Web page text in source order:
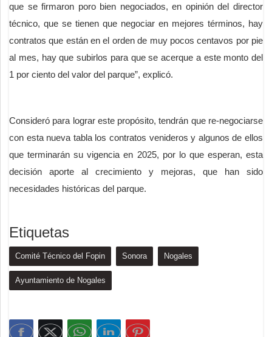
que se firmaron poro bien negociados, en opinión del director
técnico, que se tienen que negociar en mejores términos, hay
contratos que están en el orden de muy pocos centavos por pie
al mes, hay que subirlos para que se acerque a este monto del
1 por ciento del valor del parque”, explicó.
Consideró para lograr este propósito, tendrán que re-negociarse
con esta nueva tabla los contratos venideros y algunos de ellos
que terminarán su vigencia en 2025, por lo que esperan, esta
decisión aporte al crecimiento y mejoras, que han sido
necesidades históricas del parque.
Etiquetas
Comité Técnico del Fopin Sonora Nogales
Ayuntamiento de Nogales